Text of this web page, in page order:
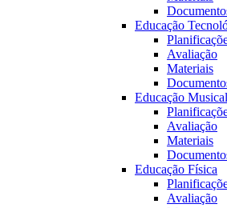
Educação
Avaliação
Materiais
Educação Musical
Avaliação
Materiais
Educação Fí­sica
Avaliação